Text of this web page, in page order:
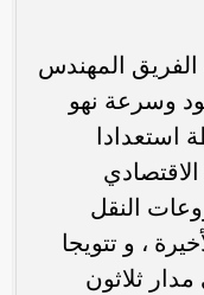
الفريق المهندس
وسرعة نهو
استعدادا
النقل
، و تتويجا
ثلاثون